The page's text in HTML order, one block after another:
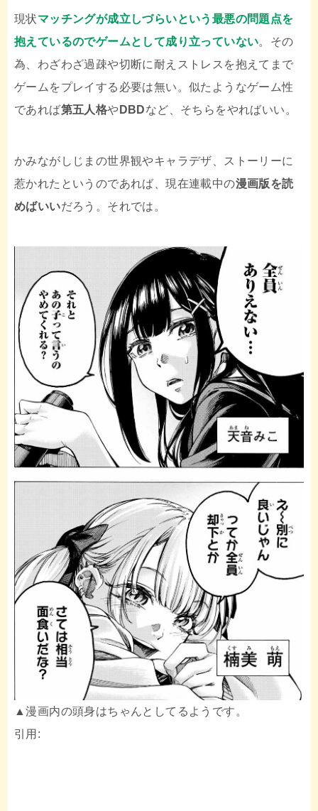
現状マッチングが成立しづらいという最悪の問題点を
抱えているのでゲームとして成り立っていない。その
為、わざわざ過疎や切断に耐えストレスを抱えてまで
ゲームをプレイする必要は無い。似たようなゲーム性
であれば第五人格や DBDなど、そちらをやればいい。
かみながしじまの世界観やキャラデザ、ストーリーに
惹かれたというのであれば、現在連載中の漫画版を読
めばいいだろう。それでは。
▲漫画内の頭身はちゃんとしてるようです。
引用: